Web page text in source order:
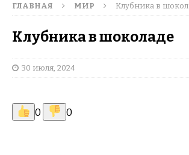
ГЛАВНАЯ МИР Клубника в
Клубника в шоколаде
30 июля, 2024
0 0